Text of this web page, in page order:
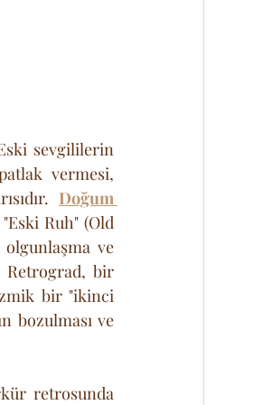
sevgililerin
vermesi,
Doğum
Ruh" (Old
olgunlaşma ve
Retrograd, bir
bir "ikinci
bozulması ve
retrosunda